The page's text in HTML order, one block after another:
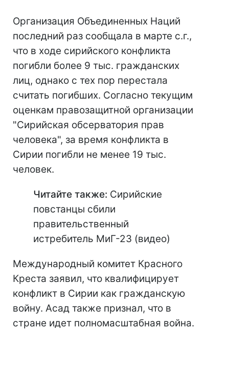
Организация Объединенных Наций
последний раз сообщала в марте с.г.,
что в ходе сирийского конфликта
погибли более 9 тыс. гражданских
лиц, однако с тех пор перестала
считать погибших. Согласно текущим
оценкам правозащитной организации
"Сирийская обсерватория прав
человека", за время конфликта в
Сирии погибли не менее 19 тыс.
человек.
Читайте также: Сирийские
повстанцы сбили
правительственный
истребитель МиГ-23 (видео)
Международный комитет Красного
Креста заявил, что квалифицирует
конфликт в Сирии как гражданскую
войну. Асад также признал, что в
стране идет полномасштабная война.